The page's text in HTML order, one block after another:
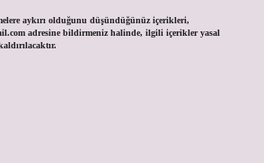
aykırı olduğunu düşündüğünüz içerikleri,
adresine bildirmeniz halinde, ilgili içerikler yasal